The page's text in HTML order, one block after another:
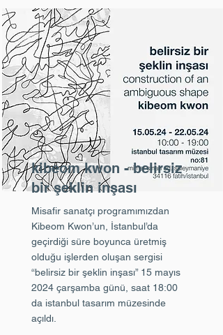
kibeom kwon - belirsiz
bir şeklin inşası
Misafir sanatçı programımızdan
Kibeom Kwon’un, İstanbul’da
geçirdiği süre boyunca üretmiş
olduğu işlerden oluşan sergisi
“belirsiz bir şeklin inşası” 15 mayıs
2024 çarşamba günü, saat 18:00
da istanbul tasarım müzesinde
açıldı.